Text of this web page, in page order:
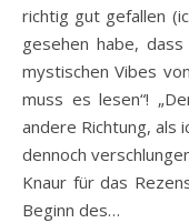
richtig gut gefallen
gesehen habe,
mystischen Vibes
muss es lesen“!
andere Richtung, als
dennoch
Knaur für das
Beginn des…